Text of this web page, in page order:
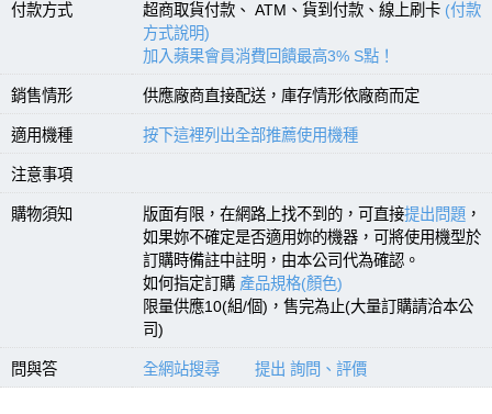
付款方式 超商取貨付款、 ATM、貨到付款、線上刷卡 (付款
方式說明)
加入蘋果會員消費回饋最高3% S點！
銷售情形 供應廠商直接配送，庫存情形依廠商而定
適用機種 按下這裡列出全部推薦使用機種
注意事項
購物須知 版面有限，在網路上找不到的，可直接提出問題 ，
如果妳不確定是否適用妳的機器，可將使用機型於
訂購時備註中註明，由本公司代為確認。
如何指定訂購 產品規格(顏色)
限量供應10(組/個)，售完為止(大量訂購請洽本公
司)
問與答 全網站搜尋 提出 詢問、評價